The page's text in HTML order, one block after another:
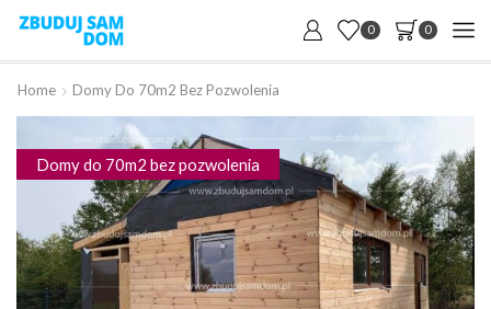
0 0
Home Domy Do 70m2 Bez Pozwolenia
Domy do 70m2 bez pozwolenia